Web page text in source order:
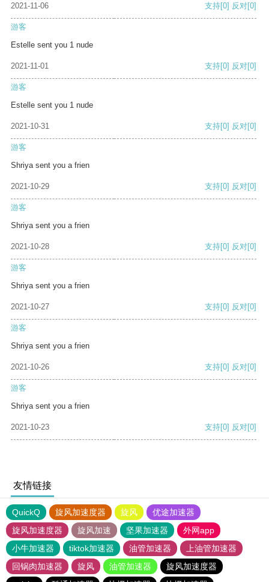
2021-11-06 支持[0] 反对[0]
游客
Estelle sent you 1 nude
2021-11-01 支持[0] 反对[0]
游客
Estelle sent you 1 nude
2021-10-31 支持[0] 反对[0]
游客
Shriya sent you a frien
2021-10-29 支持[0] 反对[0]
游客
Shriya sent you a frien
2021-10-28 支持[0] 反对[0]
游客
Shriya sent you a frien
2021-10-27 支持[0] 反对[0]
游客
Shriya sent you a frien
2021-10-26 支持[0] 反对[0]
游客
Shriya sent you a frien
2021-10-23 支持[0] 反对[0]
友情链接
QuickQ 旋风加速度器 旋风
优途加速器
旋风加速度器
旋风加速 坚果加速器
外网app
小牛加速器
tiktok加速器 油管加速器
上油管加速器
回锅肉加速器
旋风 油管加速器
旋风加速度器